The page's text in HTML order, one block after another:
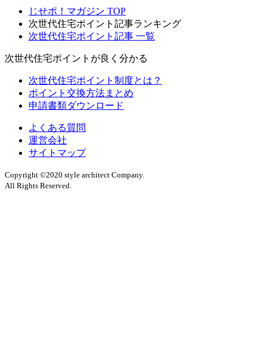
じせポ！マガジン TOP
次世代住宅ポイント記事ランキング
次世代住宅ポイント記事 一覧
次世代住宅ポイントが良く分かる
次世代住宅ポイント制度とは？
ポイント交換方法まとめ
申請書類ダウンロード
よくある質問
運営会社
サイトマップ
Copyright ©2020 style architect Company.
All Rights Reserved.